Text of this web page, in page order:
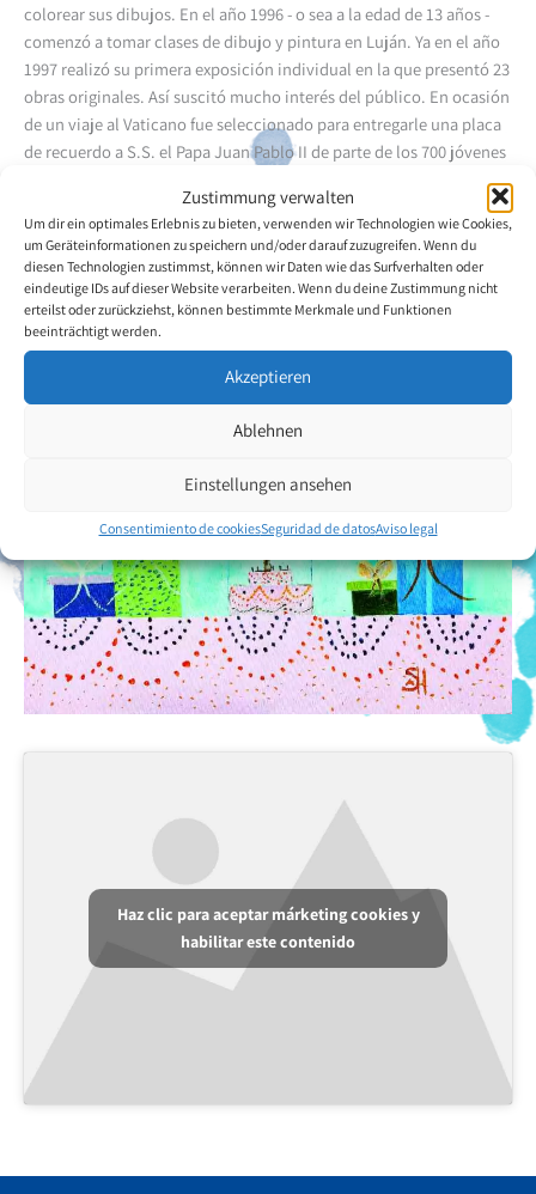
Zustimmung verwalten
Um dir ein optimales Erlebnis zu bieten, verwenden wir Technologien wie Cookies,
um Geräteinformationen zu speichern und/oder darauf zuzugreifen. Wenn du
diesen Technologien zustimmst, können wir Daten wie das Surfverhalten oder
eindeutige IDs auf dieser Website verarbeiten. Wenn du deine Zustimmung nicht
erteilst oder zurückziehst, können bestimmte Merkmale und Funktionen
beeinträchtigt werden.
Akzeptieren
Ablehnen
Einstellungen ansehen
Consentimiento de cookiesSeguridad de datosAviso legal
colorear sus dibujos. En el año 1996 - o sea a la edad de 13 años -
comenzó a tomar clases de dibujo y pintura en Luján. Ya en el año
1997 realizó su primera exposición individual en la que presentó 23
obras originales. Así suscitó mucho interés del público. En ocasión
de un viaje al Vaticano fue seleccionado para entregarle una placa
de recuerdo a S.S. el Papa Juan Pablo II de parte de los 700 jóvenes
galardonado por sus logros artísticos.
Volver a la descripción general del artista
Haz clic para aceptar márketing cookies y
habilitar este contenido